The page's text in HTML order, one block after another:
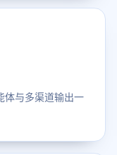
体与多渠道输出一